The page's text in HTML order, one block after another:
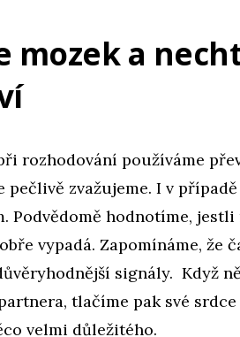
mozek a
rozhodování používáme
pečlivě zvažujeme. I v
Podvědomě hodnotíme,
vypadá. Zapomínáme, že
signály. Když
tlačíme pak své
velmi důležitého.